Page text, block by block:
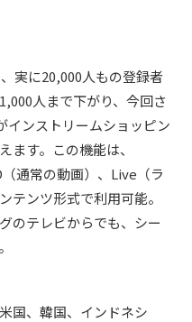
実に20,000人もの登録者
人まで下がり、今回さ
インストリームショッピン
ます。この機能は、
通常の動画）、Live（ラ
テンツ形式で利用可能。
のテレビからでも、シー
国、韓国、インドネシ